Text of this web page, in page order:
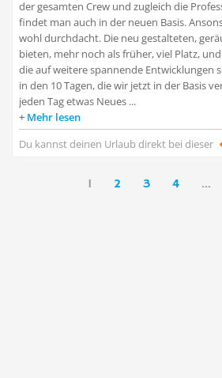
der gesamten Crew und zugleich die
findet man auch in der neuen Basis.
wohl durchdacht. Die neu gestalteten,
bieten, mehr noch als früher, viel Platz,
die auf weitere spannende Entwicklungen
in den 10 Tagen, die wir jetzt in der Basis
jeden Tag etwas Neues ...
Mehr lesen
Du kannst deinen Urlaub direkt bei dieser
1 2 3 4 ...